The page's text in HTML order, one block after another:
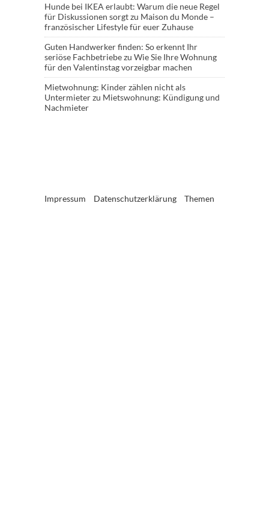
Hunde bei IKEA erlaubt: Warum die neue Regel
für Diskussionen sorgtzu Maison du Monde –
französischer Lifestyle für euer Zuhause
Guten Handwerker finden: So erkennt Ihr
seriöse Fachbetriebezu Wie Sie Ihre Wohnung
für den Valentinstag vorzeigbar machen
Mietwohnung: Kinder zählen nicht als
Untermieterzu Mietswohnung: Kündigung und
Nachmieter
Impressum Datenschutzerklärung Themen